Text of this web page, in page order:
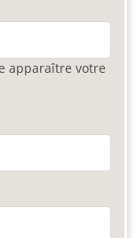
apparaître votre